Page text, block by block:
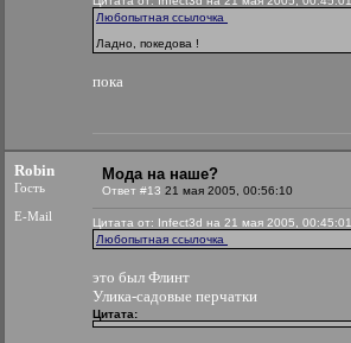
Любопытная ссылочка
Ладно, покедова !
пока
Robin
Гость
E-Mail
Мода на наше?
Ответ #13 21 мая 2005, 00:56:10
Цитата от: Infect3d на 21 мая 2005, 00:45:01
Любопытная ссылочка
это был Флинт
Улика-садовые перчатки
Цитата: